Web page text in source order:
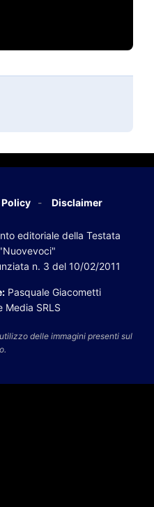
Disclaimer
editoriale della Testata
n. 3 del 10/02/2011
Pasquale Giacometti
Media SRLS
delle immagini presenti sul